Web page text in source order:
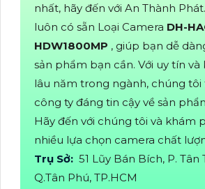
nhất, hãy đến với An Thành
luôn có sẵn Loại Camera DH-
HDW1800MP , giúp bạn dễ
sản phẩm bạn cần. Với uy tín và
lâu năm trong ngành, chúng tôi
công ty đáng tin cậy về sản
Hãy đến với chúng tôi và khám
nhiều lựa chọn camera chất
Trụ Sở: 51 Lũy Bán Bích, P. Tân
Q.Tân Phú, TP.HCM